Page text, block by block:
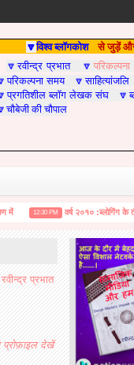
🔽विश्व ब्लॉगकोश से जुड़ें और
🔽रवीन्द्र प्रभात 🔽 परिकल्पना
परिकल्पना समय 🔽साहित्यांजलि
प्रगतिशील ब्लॉग लेखक संघ 🔽
चौबेजी की चौपाल
12:30 PM वर्ष २०१० :ब्लोगिंग के तीव्र
रवीन्द्र प्रभात
प्रोफ़ाइल देखें